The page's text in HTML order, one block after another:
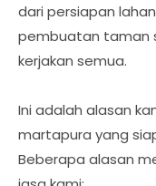
dari persiapan
pembuatan taman
kerjakan semua.
Ini adalah alasan
martapura yang
Beberapa alasan